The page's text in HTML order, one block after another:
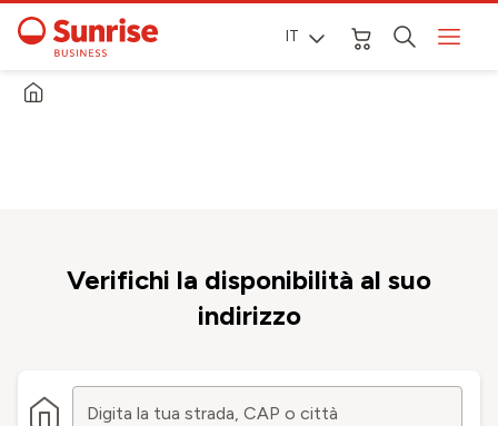
IT
Verifichi la disponibilità al suo
indirizzo
Digita la tua strada, CAP o città